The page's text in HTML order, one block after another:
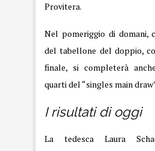
Provitera.
Nel pomeriggio di domani,
del tabellone del doppio,
finale, si completerà
quarti del “singles main
I risultati di oggi
La tedesca Laura